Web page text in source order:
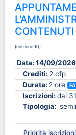
(edizione 10)
Data: 14/09/2026
Crediti: 2 cfp
Durata: 2 ore
Iscrizioni: dal
Tipologia:
Priorità iscrizioni